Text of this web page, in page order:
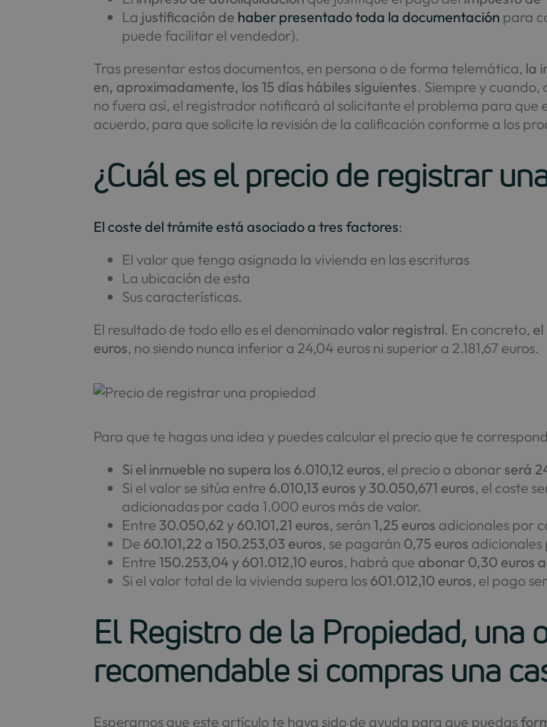
La justificación de haber presentado toda la documentación para
puede facilitar el vendedor).
Tras presentar estos documentos, en persona o de forma telemática, la
en, aproximadamente, los 15 días hábiles siguientes. Siempre y
no fuera así, el registrador notificará al solicitante el problema para que
acuerdo, para que solicite la revisión de la calificación conforme a los
¿Cuál es el precio de registrar
El coste del trámite está asociado a tres factores:
El valor que tenga asignada la vivienda en las escrituras
La ubicación de esta
Sus características.
El resultado de todo ello es el denominadovalor registral. En concreto,
euros, no siendo nunca inferior a 24,04 euros ni superior a 2.181,67 euros.
Para que te hagas una idea y puedes calcular el precio que te
Si el inmueble no supera los 6.010,12 euros, el precio a abonar será
Si el valor se sitúa entre 6.010,13 euros y 30.050,671 euros, el coste
adicionadas por cada 1.000 euros más de valor.
Entre 30.050,62 y 60.101,21 euros, serán1,25 euros adicionales por
De 60.101,22 a 150.253,03 euros, se pagarán 0,75 euros adicionales
Entre150.253,04 y 601.012,10 euros, habrá que abonar 0,30 euros
Si el valor total de la vivienda supera los 601.012,10 euros, el pago
El Registro de la Propiedad, una
recomendable si compras una
Esperamos que este artículo te haya sido de ayuda para que puedas